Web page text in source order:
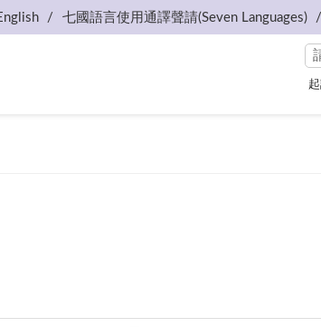
七國語言使用通譯聲請(Seven Languages)